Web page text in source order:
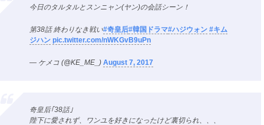
今日のタルタルとスンニャン(ヤン)の会話シーン！
第38話 終わりなき戦い#奇皇后#韓国ドラマ#ハジウォン #キム
ジハン pic.twitter.com/nWKGvB9uPn
— ケメコ (@KE_ME_) August 7, 2017
奇皇后｢38話｣
陛下に愛されず、ワンユを好きになったけど裏切られ、、、